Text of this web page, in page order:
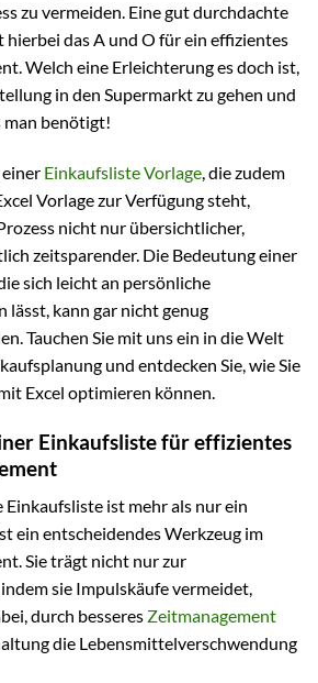
zu vermeiden. Eine gut durchdachte
hierbei das A und O für ein effizientes
Welch eine Erleichterung es doch ist,
in den Supermarkt zu gehen und
man benötigt!
Einkaufsliste Vorlage, die zudem
Vorlage zur Verfügung steht,
nicht nur übersichtlicher,
zeitsparender. Die Bedeutung einer
sich leicht an persönliche
lässt, kann gar nicht genug
Tauchen Sie mit uns ein in die Welt
und entdecken Sie, wie Sie
Excel optimieren können.
Einkaufsliste für effizientes
ist mehr als nur ein
ein entscheidendes Werkzeug im
Sie trägt nicht nur zur
sie Impulskäufe vermeidet,
durch besseres Zeitmanagement
die Lebensmittelverschwendung